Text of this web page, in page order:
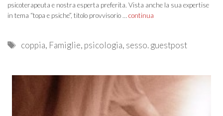
psicoterapeuta e nostra esperta preferita. Vista anche la sua expertise
in tema “topa e psiche”, titolo provvisorio … continua
Tags
coppia, Famiglie, psicologia, sesso. guestpost